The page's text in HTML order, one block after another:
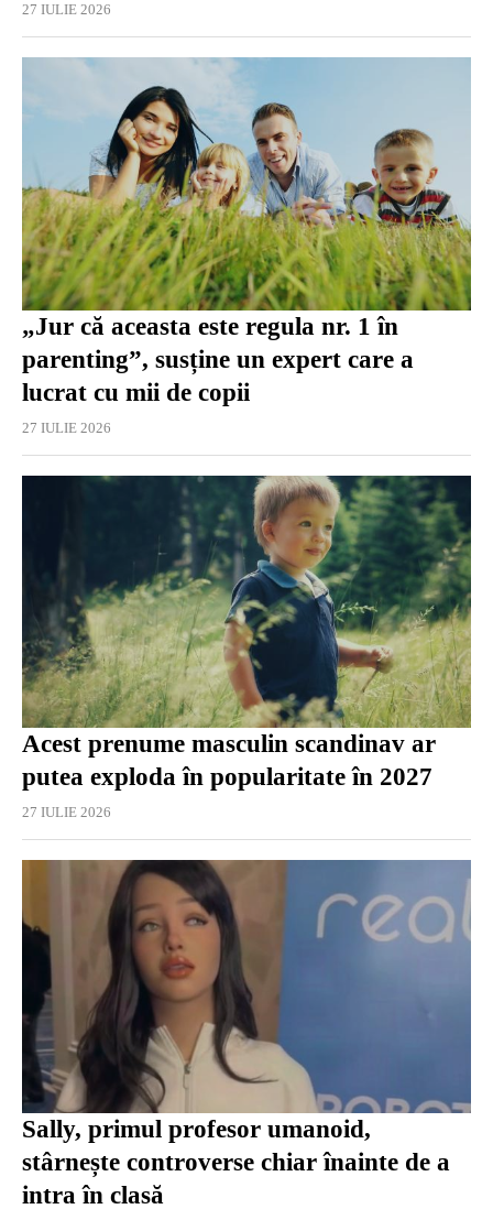
27 IULIE 2026
„Jur că aceasta este regula nr. 1 în
parenting”, susține un expert care a
lucrat cu mii de copii
27 IULIE 2026
Acest prenume masculin scandinav ar
putea exploda în popularitate în 2027
27 IULIE 2026
Sally, primul profesor umanoid,
stârnește controverse chiar înainte de a
intra în clasă